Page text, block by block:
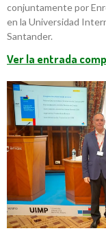
conjuntamente por
en la Universidad
Santander.
Ver la entrada